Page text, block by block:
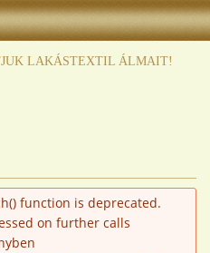
LAKÁSTEXTIL ÁLMAIT!
function is deprecated.
on further calls